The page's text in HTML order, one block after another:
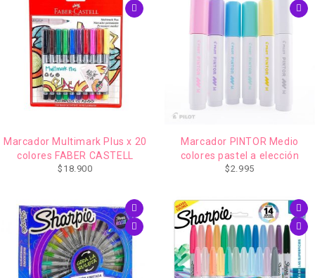
Marcador Multimark Plus x 20
colores FABER CASTELL
$ 18.900
Marcador PINTOR Medio
colores pastel a elección
$2.995